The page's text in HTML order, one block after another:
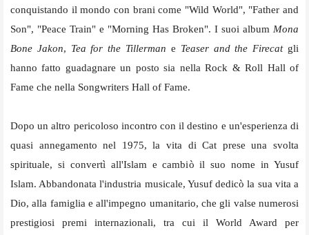
conquistando il mondo con brani come "Wild World", "Father and
Son", "Peace Train" e "Morning Has Broken". I suoi album Mona
Bone Jakon, Tea for the Tillerman e Teaser and the Firecatgli
hanno fatto guadagnare un posto sia nella Rock & Roll Hall of
Fame che nella Songwriters Hall of Fame.
Dopo un altro pericoloso incontro con il destino e un'esperienza di
quasi annegamento nel 1975, la vita di Cat prese una svolta
spirituale, si convertì all'Islam e cambiò il suo nome in Yusuf
Islam. Abbandonata l'industria musicale, Yusuf dedicò la sua vita a
Dio, alla famiglia e all'impegno umanitario, che gli valse numerosi
prestigiosi premi internazionali, tra cui il World Award per